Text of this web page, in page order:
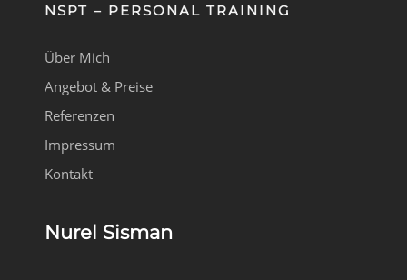
NSPT – PERSONAL TRAINING
Über Mich
Angebot & Preise
Referenzen
Impressum
Kontakt
Nurel Sisman